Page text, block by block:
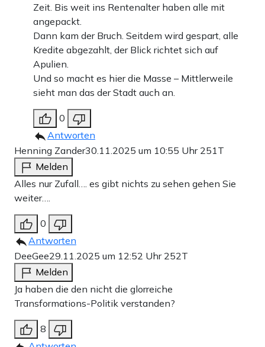
Zeit. Bis weit ins Rentenalter haben alle mit
angepackt.
Dann kam der Bruch. Seitdem wird gespart, alle
Kredite abgezahlt, der Blick richtet sich auf
Apulien.
Und so macht es hier die Masse – Mittlerweile
sieht man das der Stadt auch an.
0
Antworten
Henning Zander30.11.2025 um 10:55 Uhr 251T
Melden
Alles nur Zufall…. es gibt nichts zu sehen gehen Sie
weiter….
0
Antworten
DeeGee29.11.2025 um 12:52 Uhr 252T
Melden
Ja haben die den nicht die glorreiche
Transformations-Politik verstanden?
8